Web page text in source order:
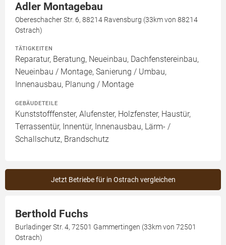
Adler Montagebau
Obereschacher Str. 6, 88214 Ravensburg (33km von 88214
Ostrach)
TÄTIGKEITEN
Reparatur, Beratung, Neueinbau, Dachfenstereinbau,
Neueinbau / Montage, Sanierung / Umbau,
Innenausbau, Planung / Montage
GEBÄUDETEILE
Kunststofffenster, Alufenster, Holzfenster, Haustür,
Terrassentür, Innentür, Innenausbau, Lärm- /
Schallschutz, Brandschutz
Jetzt Betriebe für in Ostrach vergleichen
Berthold Fuchs
Burladinger Str. 4, 72501 Gammertingen (33km von 72501
Ostrach)